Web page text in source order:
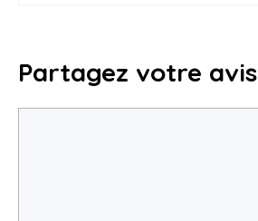
Partagez votre avis